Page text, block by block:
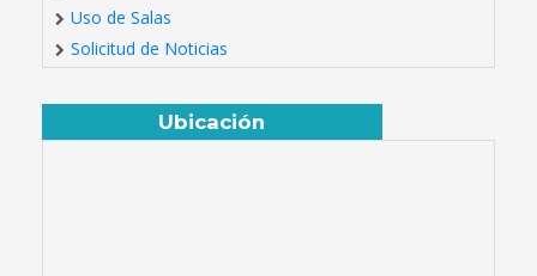
Uso de Salas
Solicitud de Noticias
Ubicación